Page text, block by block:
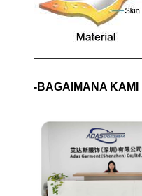
-BAGAIMANA KAMI